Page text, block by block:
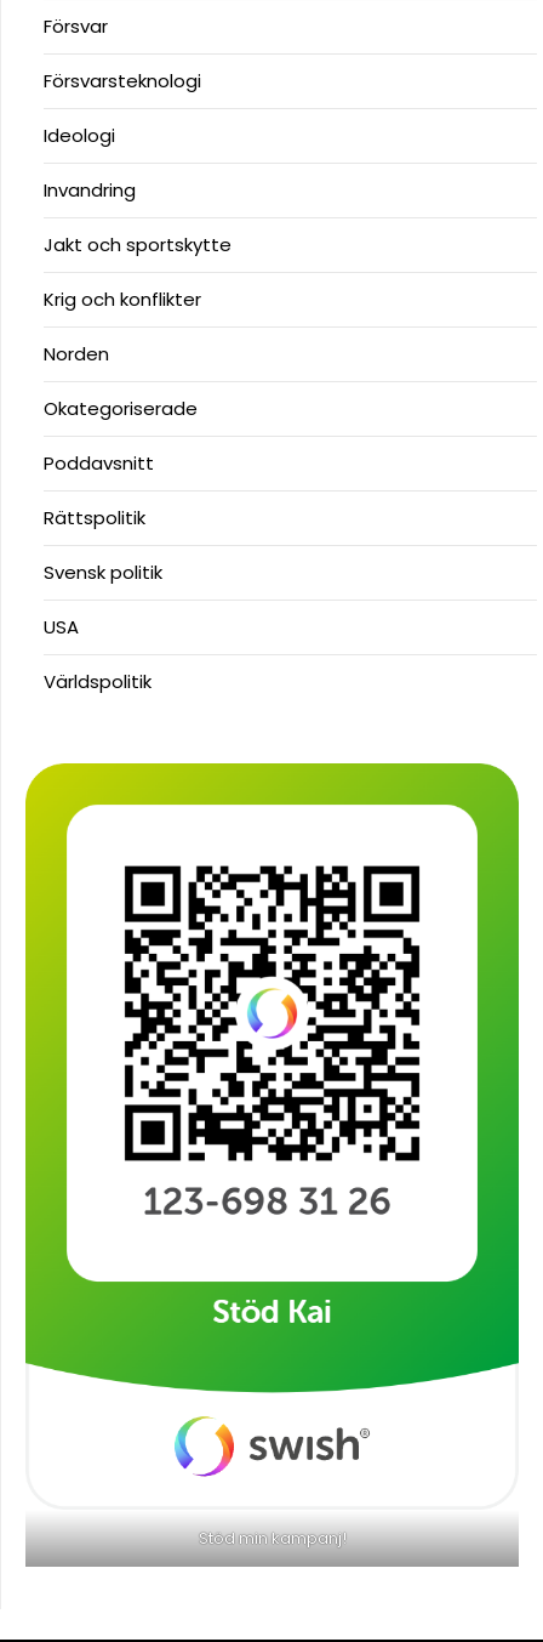
Försvar
Försvarsteknologi
Ideologi
Invandring
Jakt och sportskytte
Krig och konflikter
Norden
Okategoriserade
Poddavsnitt
Rättspolitik
Svensk politik
USA
Världspolitik
Stöd min kampanj!